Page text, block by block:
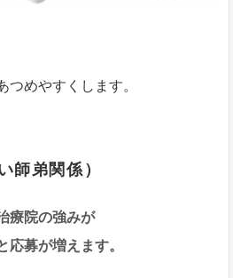
つめやすくします。
師弟関係）
療院の強みが
応募が増えます。